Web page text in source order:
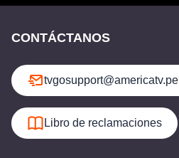
CONTÁCTANOS
tvgosupport@americatv.pe
Libro de reclamaciones